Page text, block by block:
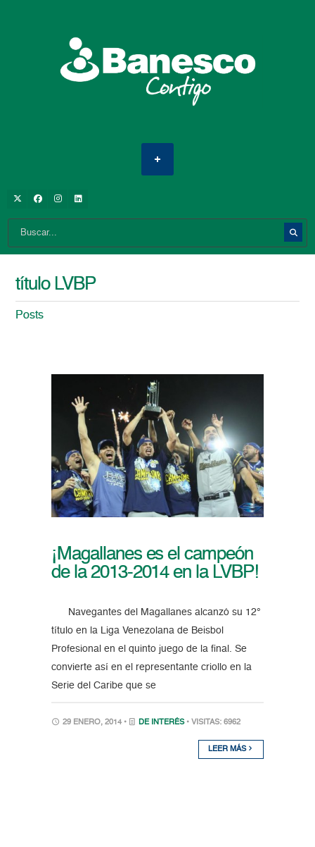
título LVBP
Posts
¡Magallanes es el campeón
de la 2013-2014 en la LVBP!
Navegantes del Magallanes alcanzó su 12°
título en la Liga Venezolana de Beisbol
Profesional en el quinto juego de la final. Se
convierte así en el representante criollo en la
Serie del Caribe que se
29 ENERO, 2014 • DE INTERÉS • VISITAS: 6962
LEER MÁS